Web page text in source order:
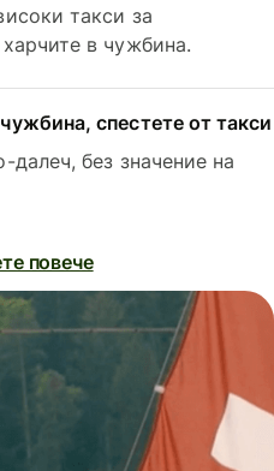
такси за
в чужбина.
спестете от такси
далеч, без значение на
повече